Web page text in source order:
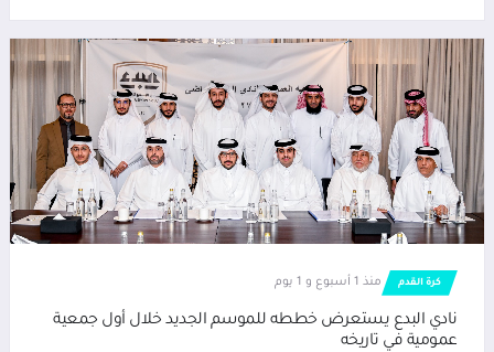
كرة القدم منذ 1 أسبوع و 1 يوم
نادي البدع يستعرض خططه للموسم الجديد خلال أول جمعية
عمومية في تاريخه